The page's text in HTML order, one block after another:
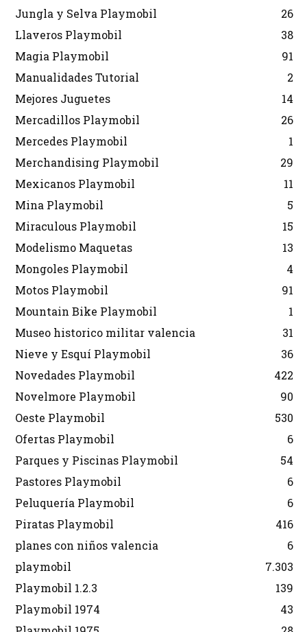
Jungla y Selva Playmobil
26
Llaveros Playmobil
38
Magia Playmobil
91
Manualidades Tutorial
2
Mejores Juguetes
14
Mercadillos Playmobil
26
Mercedes Playmobil
1
Merchandising Playmobil
29
Mexicanos Playmobil
11
Mina Playmobil
5
Miraculous Playmobil
15
Modelismo Maquetas
13
Mongoles Playmobil
4
Motos Playmobil
91
Mountain Bike Playmobil
1
Museo historico militar valencia
31
Nieve y Esquí Playmobil
36
Novedades Playmobil
422
Novelmore Playmobil
90
Oeste Playmobil
530
Ofertas Playmobil
6
Parques y Piscinas Playmobil
54
Pastores Playmobil
6
Peluquería Playmobil
6
Piratas Playmobil
416
planes con niños valencia
6
playmobil
7.303
Playmobil 1.2.3
139
Playmobil 1974
43